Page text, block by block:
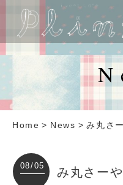
Home > News > み丸さ
08/05 み丸さー